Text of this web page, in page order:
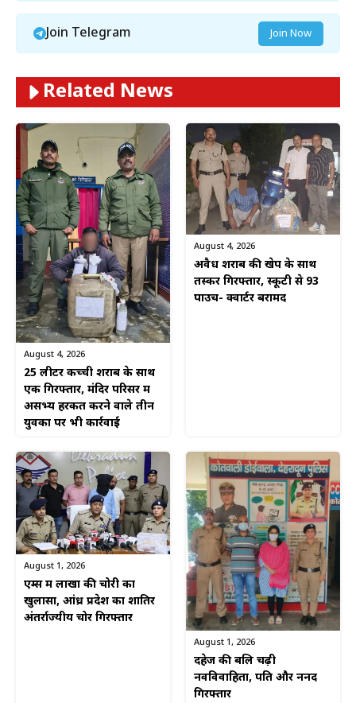
Join Telegram Join Now
Related News
August 4, 2026
25 लीटर कच्ची शराब के साथ
एक गिरफ्तार, मंदिर परिसर में
असभ्य हरकत करने वाले तीन
युवकों पर भी कार्रवाई
August 4, 2026
अवैध शराब की खेप के साथ
तस्कर गिरफ्तार, स्कूटी से 93
पाउच- क्वार्टर बरामद
August 1, 2026
एम्स में लाखों की चोरी का
खुलासा, आंध्र प्रदेश का शातिर
अंतर्राज्यीय चोर गिरफ्तार
August 1, 2026
दहेज की बलि चढ़ी
नवविवाहिता, पति और ननद
गिरफ्तार